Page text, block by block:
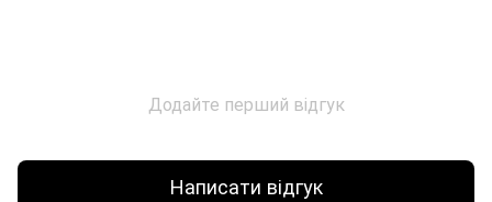
Додайте перший відгук
Написати відгук